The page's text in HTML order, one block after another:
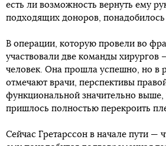
есть ли возможность вернуть ему
подходящих доноров, понадобилось
В операции, которую провели во
участвовали две команды хирургов
человек. Она прошла успешно, но в
отмечают врачи, перспективы
функциональной значительно
пришлось полностью перекроить
Сейчас Гретарссон в начале пути —